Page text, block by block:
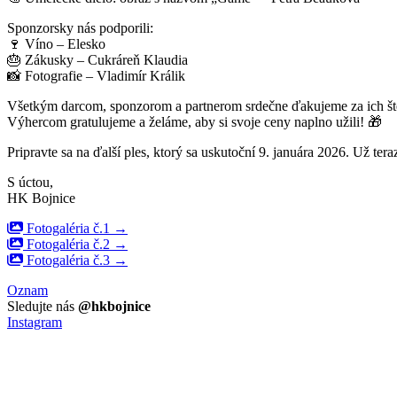
Sponzorsky nás podporili:
🍷 Víno – Elesko
🎂 Zákusky – Cukráreň Klaudia
📸 Fotografie – Vladimír Králik
Všetkým darcom, sponzorom a partnerom srdečne ďakujeme za ich
Výhercom gratulujeme a želáme, aby si svoje ceny naplno užili! 🎁
Pripravte sa na ďalší ples, ktorý sa uskutoční 9. januára 2026. Už
S úctou,
HK Bojnice
Fotogaléria č.1 →
Fotogaléria č.2 →
Fotogaléria č.3 →
Oznam
Sledujte nás @hkbojnice
Instagram